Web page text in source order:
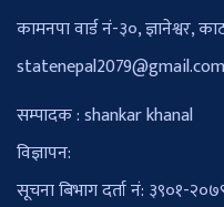
कामनपा वार्ड नं-३०, ज्ञानेश्वर,
statenepal2079@gmail.com
सम्पादक : shankar khanal
विज्ञापन:
सूचना बिभाग दर्ता नं: ३९०१-